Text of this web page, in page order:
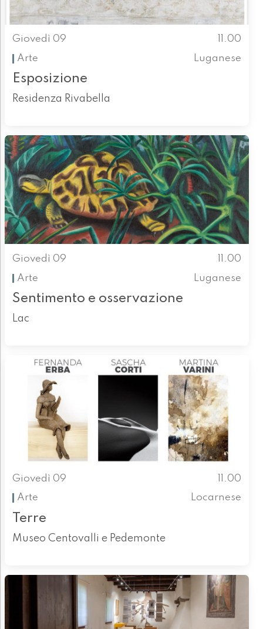
Giovedì 09
11.00
Arte
Luganese
Esposizione
Residenza Rivabella
Giovedì 09
11.00
Arte
Luganese
Sentimento e osservazione
Lac
Giovedì 09
11.00
Arte
Locarnese
Terre
Museo Centovalli e Pedemonte